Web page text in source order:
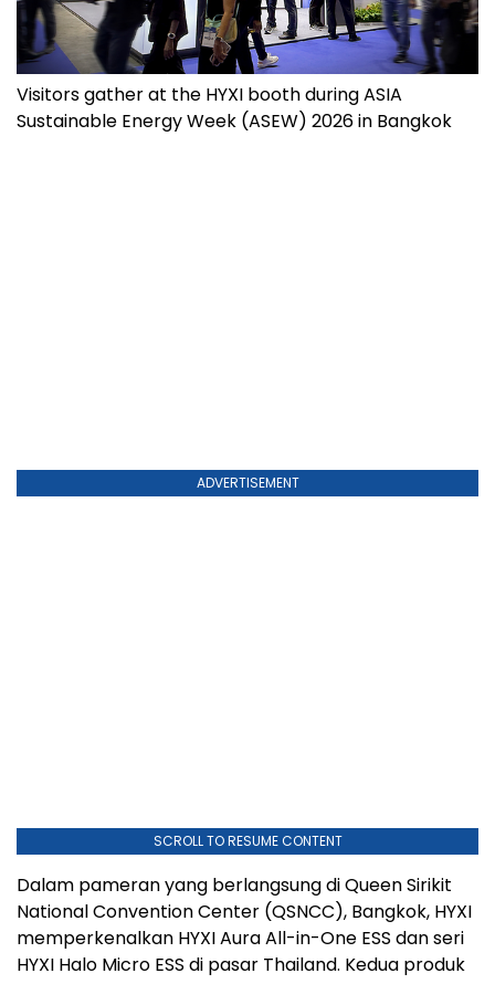
Visitors gather at the HYXI booth during ASIA
Sustainable Energy Week (ASEW) 2026 in Bangkok
tersebut sebelumnya menjalani debut global di ajang
Intersolar Europe 2026 yang berlangsung sepekan
lalu.
HYXI Aura merupakan solusi penyimpanan energi
residensial terintegrasi yang menyatukan berbagai